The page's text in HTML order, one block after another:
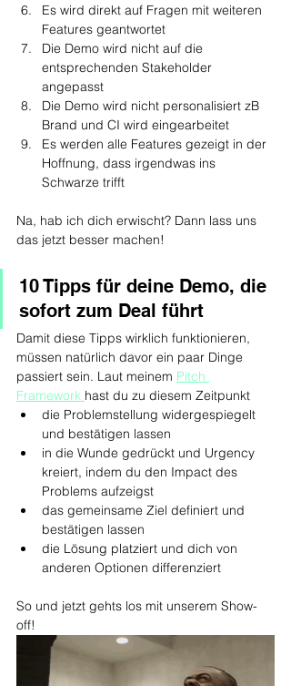
Es wird direkt auf Fragen mit weiteren
Features geantwortet
Die Demo wird nicht auf die
entsprechenden Stakeholder
angepasst
Die Demo wird nicht personalisiert zB
Brand und CI wird eingearbeitet
Es werden alle Features gezeigt in der
Hoffnung, dass irgendwas ins
Schwarze trifft
Na, hab ich dich erwischt? Dann lass uns
das jetzt besser machen!
10 Tipps für deine Demo, die
sofort zum Deal führt
Damit diese Tipps wirklich funktionieren,
müssen natürlich davor ein paar Dinge
passiert sein. Laut meinem Pitch
Framework hast du zu diesem Zeitpunkt
die Problemstellung widergespiegelt
und bestätigen lassen
in die Wunde gedrückt und Urgency
kreiert, indem du den Impact des
Problems aufzeigst
das gemeinsame Ziel definiert und
bestätigen lassen
die Lösung platziert und dich von
anderen Optionen differenziert
So und jetzt gehts los mit unserem Show-
off!